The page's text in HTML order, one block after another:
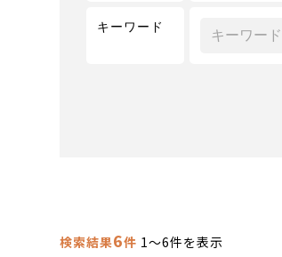
キーワード
検索結果6件 1～6件を表示